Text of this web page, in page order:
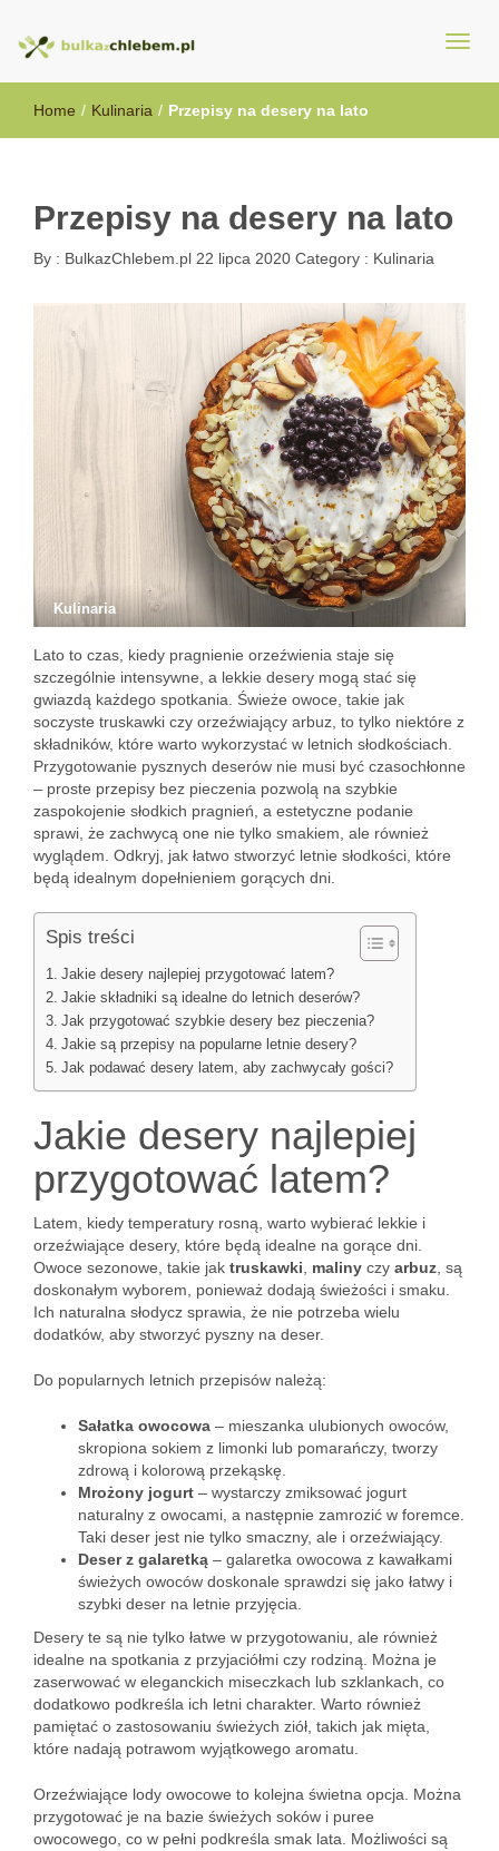
BulkazChlebem.pl
Home / Kulinaria / Przepisy na desery na lato
Przepisy na desery na lato
By : BulkazChlebem.pl 22 lipca 2020 Category : Kulinaria
Kulinaria
Lato to czas, kiedy pragnienie orzeźwienia staje się
szczególnie intensywne, a lekkie desery mogą stać się
gwiazdą każdego spotkania. Świeże owoce, takie jak
soczyste truskawki czy orzeźwiający arbuz, to tylko niektóre z
składników, które warto wykorzystać w letnich słodkościach.
Przygotowanie pysznych deserów nie musi być czasochłonne
– proste przepisy bez pieczenia pozwolą na szybkie
zaspokojenie słodkich pragnień, a estetyczne podanie
sprawi, że zachwycą one nie tylko smakiem, ale również
wyglądem. Odkryj, jak łatwo stworzyć letnie słodkości, które
będą idealnym dopełnieniem gorących dni.
Spis treści
Jakie desery najlepiej przygotować latem?
Jakie składniki są idealne do letnich deserów?
Jak przygotować szybkie desery bez pieczenia?
Jakie są przepisy na popularne letnie desery?
Jak podawać desery latem, aby zachwycały gości?
Jakie desery najlepiej
przygotować latem?
Latem, kiedy temperatury rosną, warto wybierać lekkie i
orzeźwiające desery, które będą idealne na gorące dni.
Owoce sezonowe, takie jak truskawki maliny czy arbuz , są
doskonałym wyborem, ponieważ dodają świeżości i smaku.
Ich naturalna słodycz sprawia, że nie potrzeba wielu
dodatków, aby stworzyć pyszny na deser.
Do popularnych letnich przepisów należą:
Sałatka owocowa – mieszanka ulubionych owoców,
skropiona sokiem z limonki lub pomarańczy, tworzy
zdrową i kolorową przekąskę.
Mrożony jogurt – wystarczy zmiksować jogurt
naturalny z owocami, a następnie zamrozić w foremce.
Taki deser jest nie tylko smaczny, ale i orzeźwiający.
Deser z galaretką – galaretka owocowa z kawałkami
świeżych owoców doskonale sprawdzi się jako łatwy i
szybki deser na letnie przyjęcia.
Desery te są nie tylko łatwe w przygotowaniu, ale również
idealne na spotkania z przyjaciółmi czy rodziną. Można je
zaserwować w eleganckich miseczkach lub szklankach, co
dodatkowo podkreśla ich letni charakter. Warto również
pamiętać o zastosowaniu świeżych ziół, takich jak mięta,
które nadają potrawom wyjątkowego aromatu.
Orzeźwiające lody owocowe to kolejna świetna opcja. Można
przygotować je na bazie świeżych soków i puree
owocowego, co w pełni podkreśla smak lata. Możliwości są